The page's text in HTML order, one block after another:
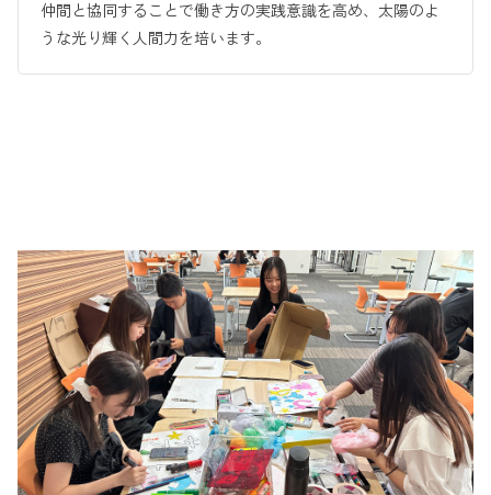
仲間と協同することで働き方の実践意識を高め、太陽のよ
うな光り輝く人間力を培います。